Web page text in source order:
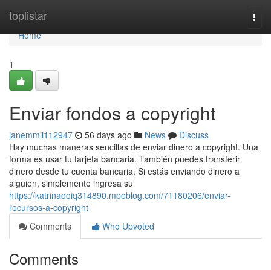
toplistar
Home
Home
1
Enviar fondos a copyright
janemmii112947 56 days ago News
Discuss
Hay muchas maneras sencillas de enviar dinero a copyright. Una
forma es usar tu tarjeta bancaria. También puedes transferir
dinero desde tu cuenta bancaria. Si estás enviando dinero a
alguien, simplemente ingresa su
https://katrinaooiq314890.mpeblog.com/71180206/enviar-
recursos-a-copyright
Comments
Who Upvoted
Comments